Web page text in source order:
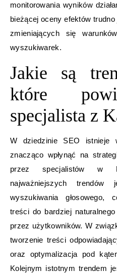
monitorowania wyników
bieżącej oceny efektów
zmieniających się
wyszukiwarek.
Jakie są
które
specjalista z
W dziedzinie SEO istnieje
znacząco wpłynąć na
przez specjalistów w
najważniejszych trendów
wyszukiwania głosowego,
treści do bardziej
przez użytkowników. W
tworzenie treści
oraz optymalizacja pod
Kolejnym istotnym trendem